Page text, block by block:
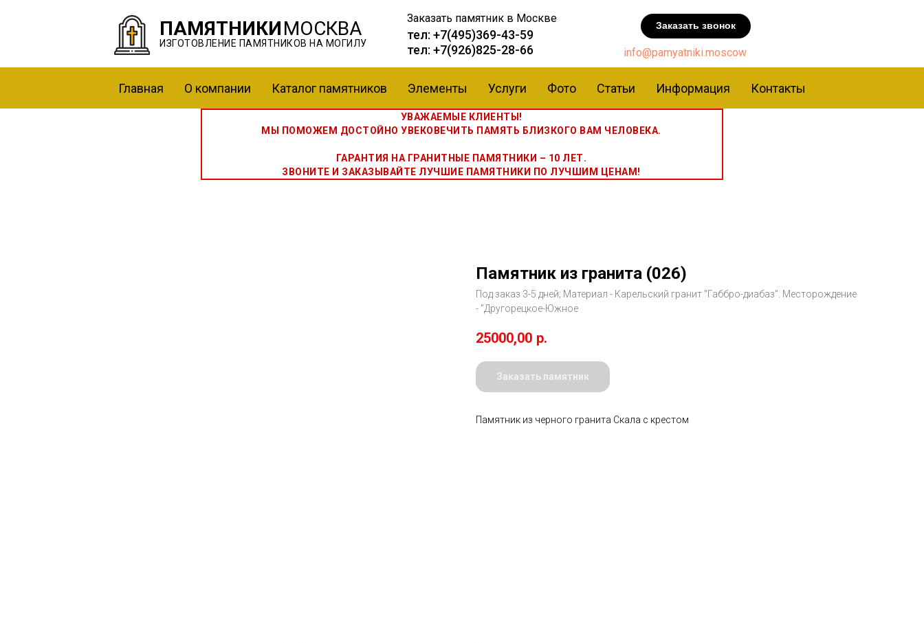
info@pamyatniki.moscow
Заказать звонок
Заказать памятник в Москве
тел: +7(495)369-43-59
тел: +7(926)825-28-66
ПАМЯТНИКИМОСКВА
ИЗГОТОВЛЕНИЕ ПАМЯТНИКОВ НА МОГИЛУ
Главная О компании Каталог памятников Элементы Услуги Фото Статьи Информация Контакты
УВАЖАЕМЫЕ КЛИЕНТЫ!
МЫ ПОМОЖЕМ ДОСТОЙНО УВЕКОВЕЧИТЬ ПАМЯТЬ БЛИЗКОГО ВАМ ЧЕЛОВЕКА.
ГАРАНТИЯ НА ГРАНИТНЫЕ ПАМЯТНИКИ – 10 ЛЕТ.
ЗВОНИТЕ И ЗАКАЗЫВАЙТЕ ЛУЧШИЕ ПАМЯТНИКИ ПО ЛУЧШИМ ЦЕНАМ!
Памятник из гранита (026)
Под заказ 3-5 дней; Материал - Карельский гранит "Габбро-диабаз". Месторождение
- "Другорецкое-Южное
25000,00 р.
Заказать памятник
Памятник из черного гранита Скала с крестом